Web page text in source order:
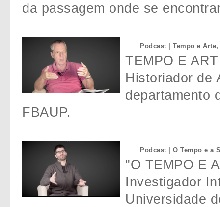
da passagem onde se
Podcast | Tempo e
TEMPO E
Historiador de
departamento
FBAUP.
Podcast | O Tempo e a
"O TEMPO E
Investigador
Universidade